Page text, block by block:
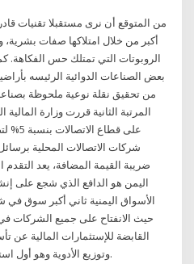
من المتوقع أن نرى مستقبلا تقنيات
أكبر من خلال امتلاكها صفات
الروبوتات التي تمتلك حس الفكاهة.
بعض الصناعات الدوائية الرئيسه
من تحقيق نقلة نوعية ملحوظة بصناعة
المرتبة الثانية قررت وزارة
شركات الاتصالات المحلية
ضريبة القيمة المضافة، يعد التقدم
اليمن هو الدافع الذي شجع على
الأسواق اليمنية ثاني أكبر سوق
حيث الانفتاح على جميع الشركات
القابضة للإستثمارات المالية عن
وتوزيع الأدوية وهو أول استثمار لها فى سوق الأدوية المصرية.